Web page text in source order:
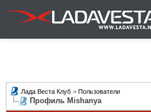
Лада Веста Клуб > Пользователи
Профиль Mishanya